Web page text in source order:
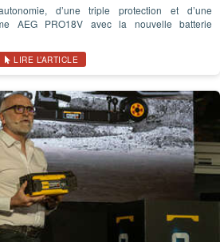
d’une triple protection et d’une
AEG PRO18V avec la nouvelle batterie
LIRE L’ARTICLE